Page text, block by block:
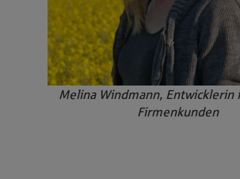
Melina Windmann, Entwicklerin
Firmenkunden